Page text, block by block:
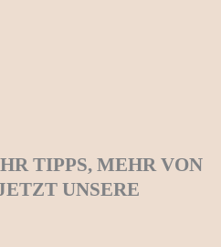
TIPPS, MEHR VON
UNSERE